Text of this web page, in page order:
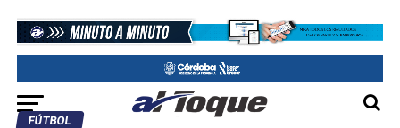
FÚTBOL